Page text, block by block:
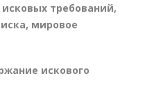
требований,
мировое
искового